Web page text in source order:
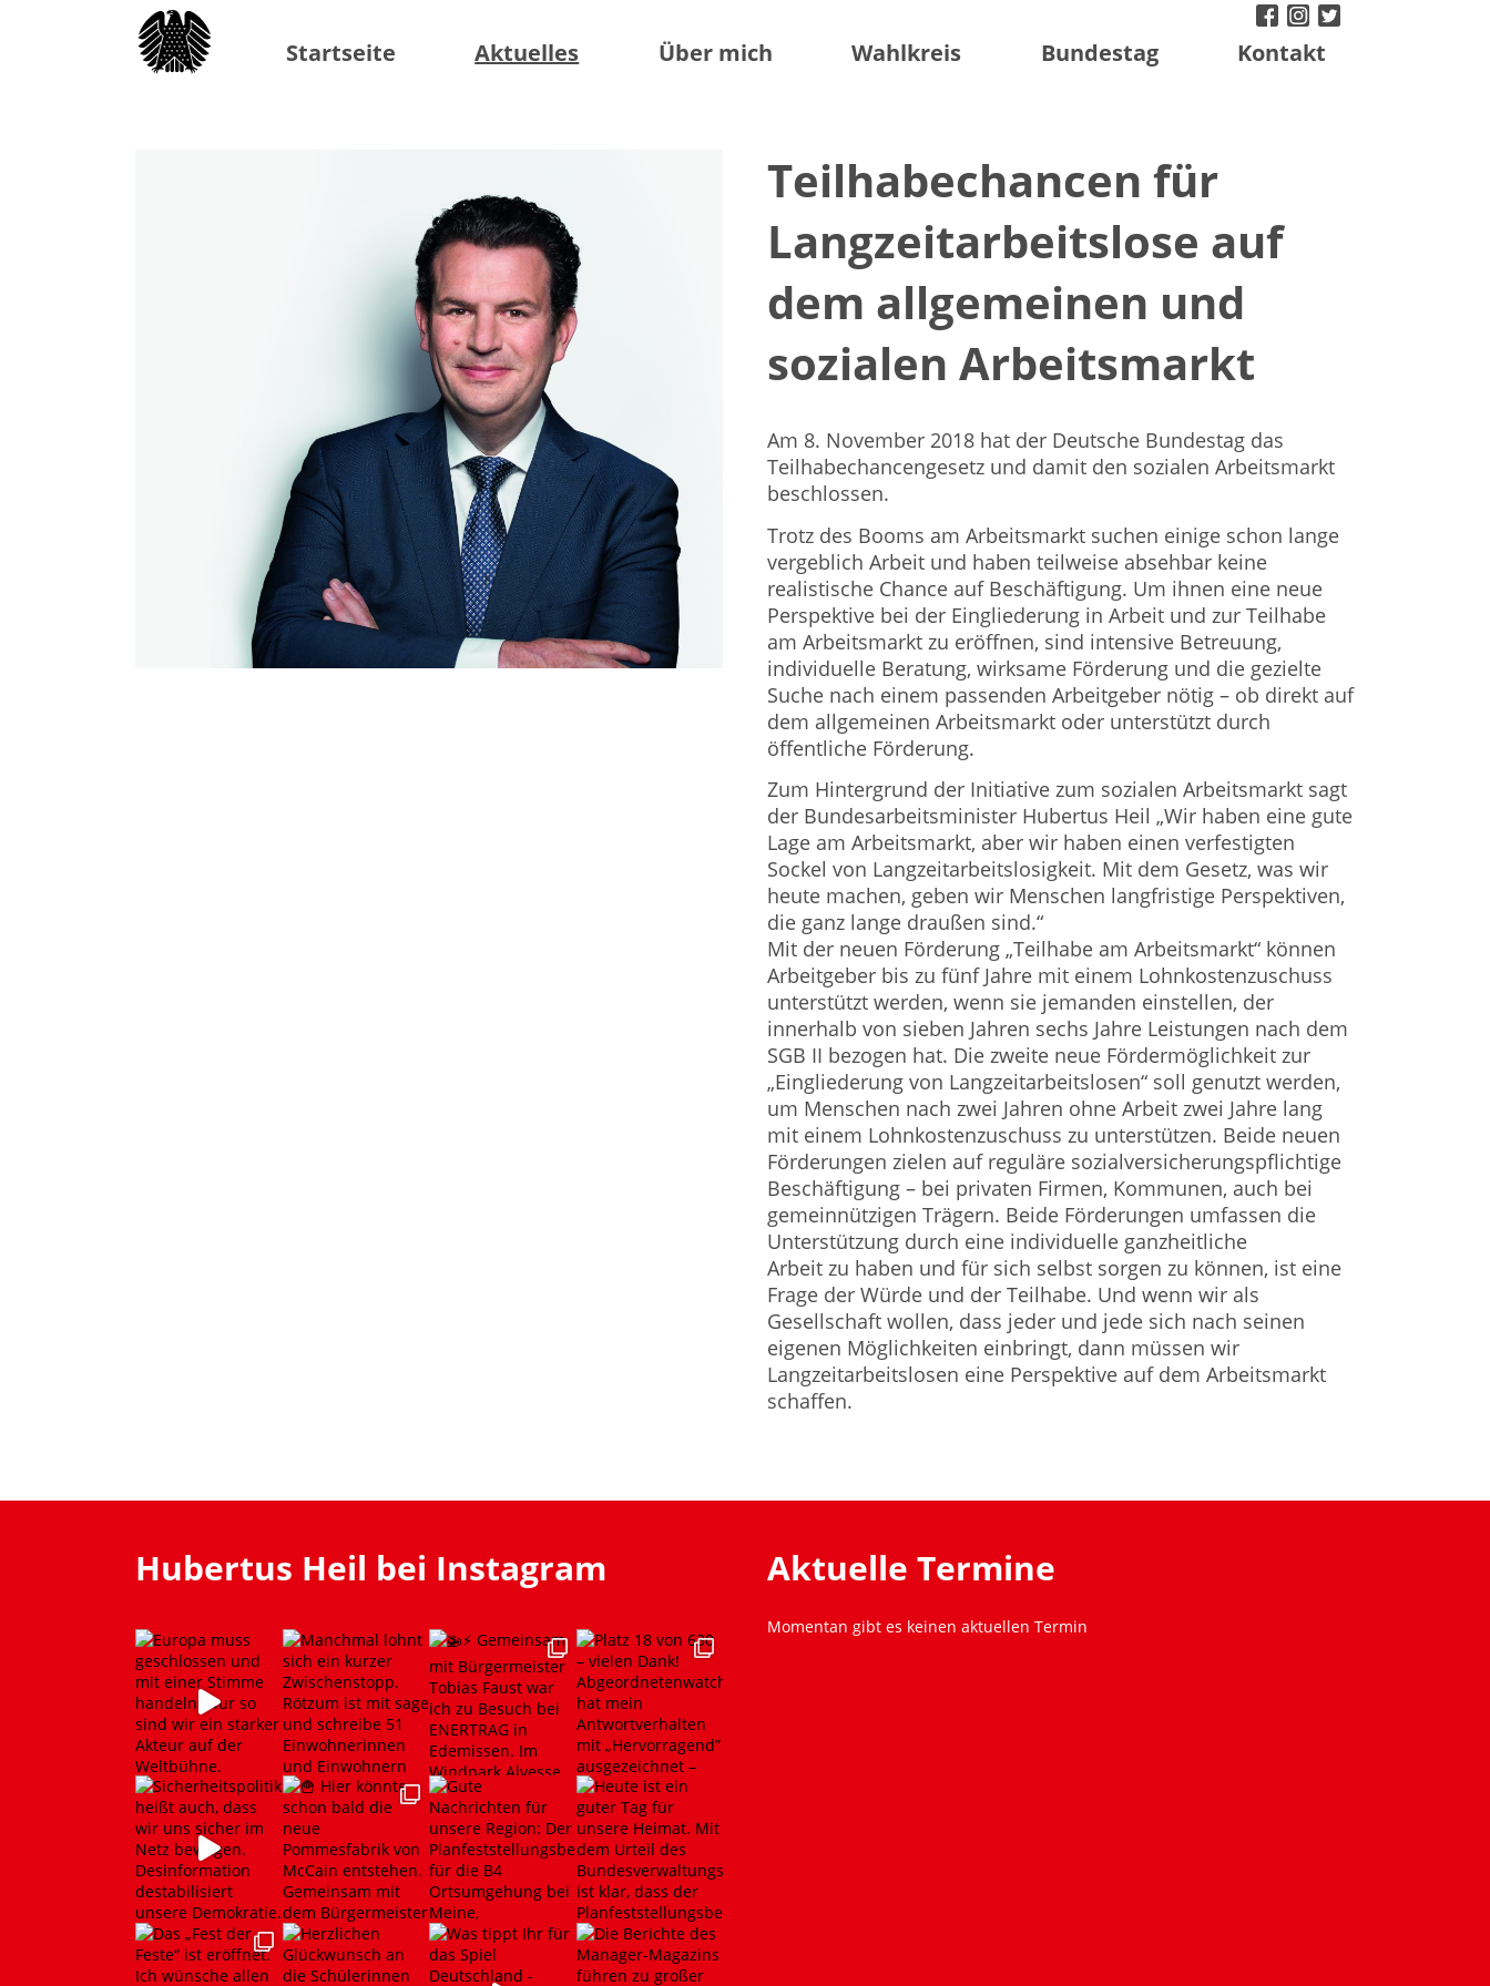
facebook
instagram
twitter
Startseite Aktuelles Über mich Wahlkreis Bundestag Kontakt
Teilhabechancen für
Langzeitarbeitslose auf
dem allgemeinen und
sozialen Arbeitsmarkt
Am 8. November 2018 hat der Deutsche Bundestag das
Teilhabechancengesetz und damit den sozialen Arbeitsmarkt
beschlossen.
Trotz des Booms am Arbeitsmarkt suchen einige schon lange
vergeblich Arbeit und haben teilweise absehbar keine
realistische Chance auf Beschäftigung. Um ihnen eine neue
Perspektive bei der Eingliederung in Arbeit und zur Teilhabe
am Arbeitsmarkt zu eröffnen, sind intensive Betreuung,
individuelle Beratung, wirksame Förderung und die gezielte
Suche nach einem passenden Arbeitgeber nötig – ob direkt auf
dem allgemeinen Arbeitsmarkt oder unterstützt durch
öffentliche Förderung.
Zum Hintergrund der Initiative zum sozialen Arbeitsmarkt sagt
der Bundesarbeitsminister Hubertus Heil „Wir haben eine gute
Lage am Arbeitsmarkt, aber wir haben einen verfestigten
Sockel von Langzeitarbeitslosigkeit. Mit dem Gesetz, was wir
heute machen, geben wir Menschen langfristige Perspektiven,
die ganz lange draußen sind.“
Mit der neuen Förderung „Teilhabe am Arbeitsmarkt“ können
Arbeitgeber bis zu fünf Jahre mit einem Lohnkostenzuschuss
unterstützt werden, wenn sie jemanden einstellen, der
innerhalb von sieben Jahren sechs Jahre Leistungen nach dem
SGB II bezogen hat. Die zweite neue Fördermöglichkeit zur
„Eingliederung von Langzeitarbeitslosen“ soll genutzt werden,
um Menschen nach zwei Jahren ohne Arbeit zwei Jahre lang
mit einem Lohnkostenzuschuss zu unterstützen. Beide neuen
Förderungen zielen auf reguläre sozialversicherungspflichtige
Beschäftigung – bei privaten Firmen, Kommunen, auch bei
gemeinnützigen Trägern. Beide Förderungen umfassen die
Unterstützung durch eine individuelle ganzheitliche
Arbeit zu haben und für sich selbst sorgen zu können, ist eine
Frage der Würde und der Teilhabe. Und wenn wir als
Gesellschaft wollen, dass jeder und jede sich nach seinen
eigenen Möglichkeiten einbringt, dann müssen wir
Langzeitarbeitslosen eine Perspektive auf dem Arbeitsmarkt
schaffen.
Hubertus Heil bei Instagram Aktuelle Termine
Momentan gibt es keinen aktuellen Termin